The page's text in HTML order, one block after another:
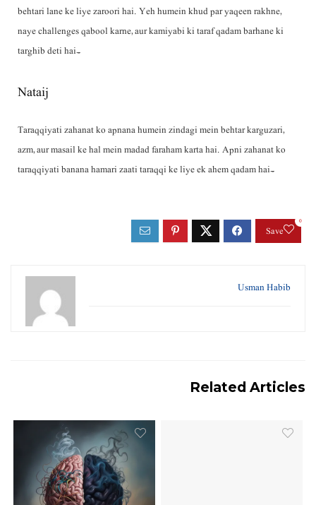
behtari lane ke liye zaroori hai. Yeh humein khud par yaqeen rakhne,
naye challenges qabool karne, aur kamiyabi ki taraf qadam barhane ki
targhib deti hai۔
Nataij
Taraqqiyati zahanat ko apnana humein zindagi mein behtar karguzari,
azm, aur masail ke hal mein madad faraham karta hai. Apni zahanat ko
taraqqiyati banana hamari zaati taraqqi ke liye ek ahem qadam hai۔
Save
0
Usman Habib
Related Articles